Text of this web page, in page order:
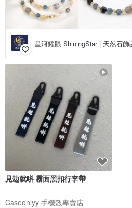
星河耀眼 ShiningStar | 天然石飾
見攰就唞 霧面黑扣行李帶
Caseonlyy 手機殼專賣店